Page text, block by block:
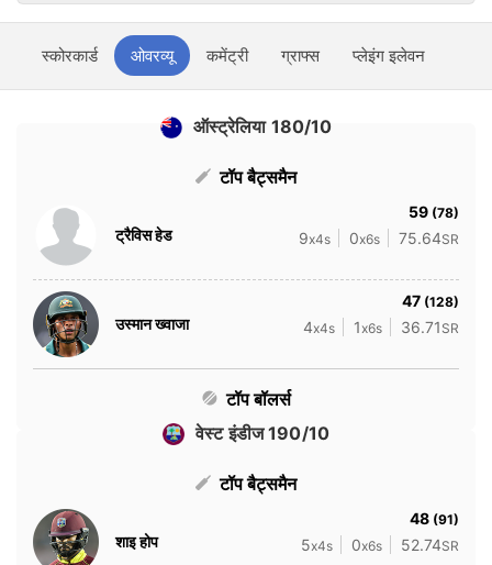
स्कोरकार्ड ओवरव्यू कमेंट्री ग्राफ्स प्लेइंग इलेवन
ऑस्ट्रेलिया 180/10
टॉप बैट्समैन
ट्रैविस हेड
59 (78)
9x4s 0x6s 75.64SR
उस्मान ख्वाजा
47 (128)
4x4s 1x6s 36.71 SR
टॉप बॉलर्स
वेस्ट इंडीज 190/10
टॉप बैट्समैन
शाइ होप
48 (91)
5x4s 0x6s 52.74SR